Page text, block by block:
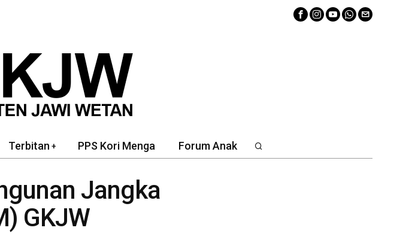
Terbitan PPS Kori Menga Forum Anak
Jangka
GKJW